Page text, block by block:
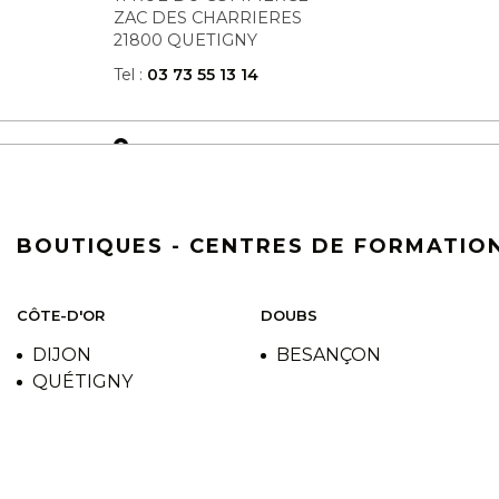
ZAC DES CHARRIERES
21800 QUETIGNY
Tel : 03 73 55 13 14
DISTRIBUTEUR
Avenue de bourgogne
03 80 70 08 00
BOUTIQUES - CENTRES DE
CÔTE-D'OR
DIJON
QUÉTIGNY
DOUBS
BESANÇON